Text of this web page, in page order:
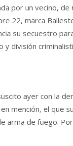
por un vecino,
22, marca
su secuestro
y división
ayer con la
mención, el que
arma de fuego.